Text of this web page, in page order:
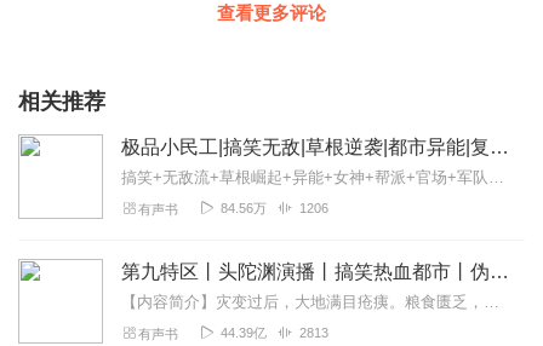
派、征服女神、涉足商战/官场/黑道，全程无憋屈、升级快，
2026-02-08 0
没有水的鱼3
2026-02-07 0
美国农场主人
查看更多评论
相关推荐
极品小民工|搞笑无敌|草根逆袭|都市异能|复仇爽文|顶级杀手|商官战场
搞笑+无敌流+草根崛起+异能+女神+帮派+官场+军队】谁说透视眼就只能躲在暗处猥琐地偷窥美女？夏天发现他的透视眼可以预览手机、U盘、光盘、硬盘里的内容，甚至还...
有声书 84.56万 1206
第九特区丨头陀渊演播丨搞笑热血都市丨伪戒丨VIP免费多人有声剧
【内容简介】灾变过后，大地满目疮痍。粮食匮乏，资源紧俏，局势混乱……一位从待规划区杀出来的青年，背对着漫天黄沙，孤身来到九区谋生，却不曾想偶然结识三五好友，一念...
有声书 44.39亿 2813